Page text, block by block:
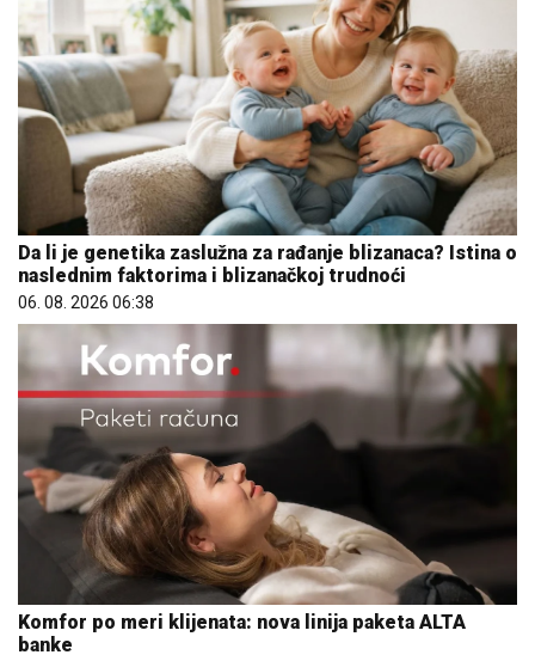
Da li je genetika zaslužna za rađanje blizanaca? Istina o
naslednim faktorima i blizanačkoj trudnoći
06. 08. 2026 06:38
Komfor po meri klijenata: nova linija paketa ALTA
banke